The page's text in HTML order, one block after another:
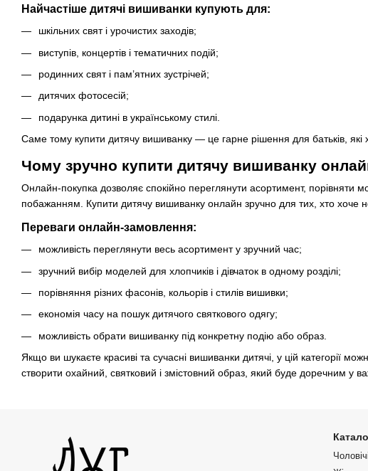
Найчастіше дитячі вишиванки купують для:
шкільних свят і урочистих заходів;
виступів, концертів і тематичних подій;
родинних свят і пам’ятних зустрічей;
дитячих фотосесій;
подарунка дитині в українському стилі.
Саме тому купити дитячу вишиванку — це гарне рішення для батьків, які
Чому зручно купити дитячу вишиванку
Онлайн-покупка дозволяє спокійно переглянути асортимент, порівняти
побажанням. Купити дитячу вишиванку онлайн зручно для тих, хто хоче
Переваги онлайн-замовлення:
можливість переглянути весь асортимент у зручний час;
зручний вибір моделей для хлопчиків і дівчаток в одному розділі;
порівняння різних фасонів, кольорів і стилів вишивки;
економія часу на пошук дитячого святкового одягу;
можливість обрати вишиванку під конкретну подію або образ.
Якщо ви шукаєте красиві та сучасні вишиванки дитячі, у цій категорії
створити охайний, святковий і змістовний образ, який буде доречним у